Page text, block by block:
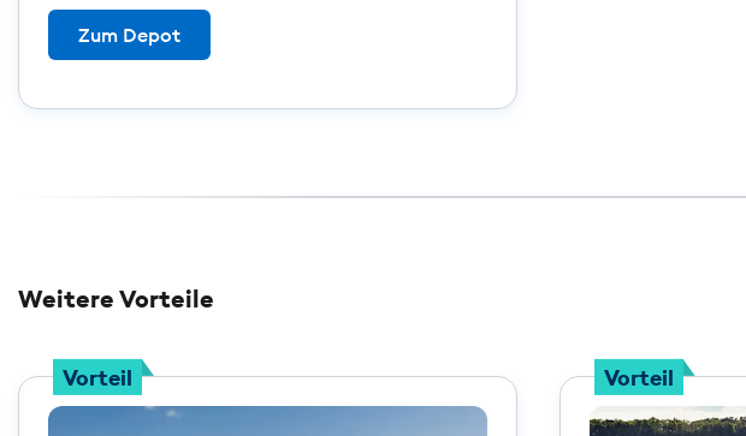
Zum Depot
Weitere Vorteile
Vorteil Vorteil